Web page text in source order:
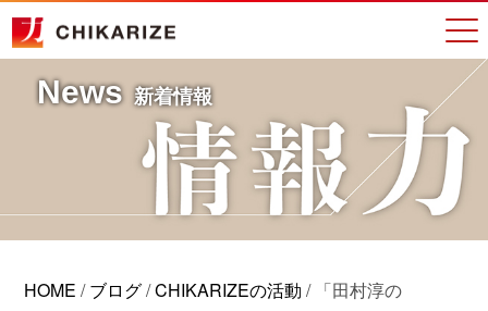
News 新着情報
HOME /ブログ/CHIKARIZEの活動 / 「田村淳の